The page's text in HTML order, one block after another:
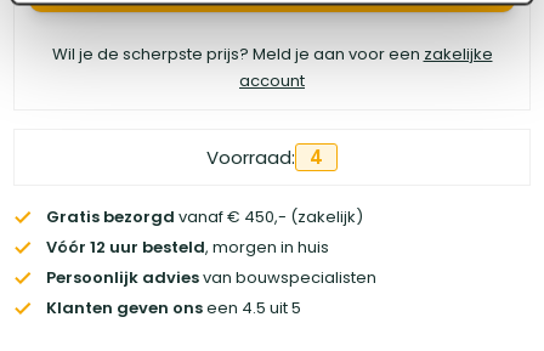
Wil je de scherpste prijs? Meld je aan voor een zakelijke
account
Voorraad: 4
Gratis bezorgd vanaf € 450,- (zakelijk)
Vóór 12 uur besteld, morgen in huis
Persoonlijk adviesvan bouwspecialisten
Klanten geven onseen 4.5 uit 5